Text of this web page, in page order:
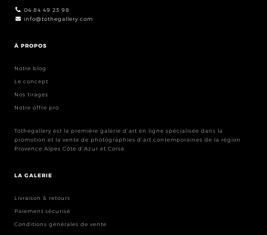
04 84 49 23 98
info@tothegallery.com
À PROPOS
Notre blog
Le concept
Nos tirages
Notre offre pro
Tothegallery est la première galerie d’art en ligne spécialisée dans la
promotion et la vente de photographies d’art contemporaines de la région
Provence Alpes Côte d’Azur et Corse.
LA GALERIE
Livraison & retours
Paiement sécurisé
Conditions générales de vente